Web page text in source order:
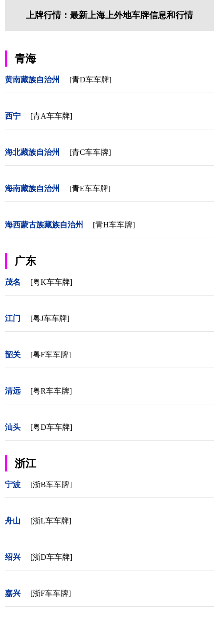
上牌行情：最新上海上外地车牌信息和行情
青海
黄南藏族自治州 [青D车车牌]
西宁 [青A车车牌]
海北藏族自治州 [青C车车牌]
海南藏族自治州 [青E车车牌]
海西蒙古族藏族自治州 [青H车车牌]
广东
茂名 [粤K车车牌]
江门 [粤J车车牌]
韶关 [粤F车车牌]
清远 [粤R车车牌]
汕头 [粤D车车牌]
浙江
宁波 [浙B车车牌]
舟山 [浙L车车牌]
绍兴 [浙D车车牌]
嘉兴 [浙F车车牌]